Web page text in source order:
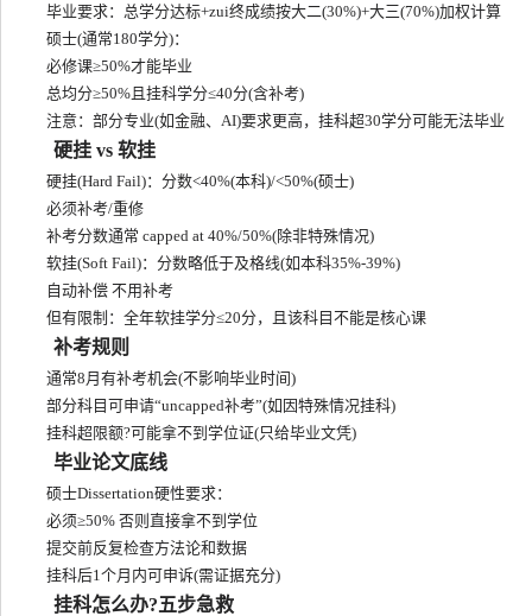
毕业要求：总学分达标+zui终成绩按大二(30%)+大三(70%)加权计算
硕士(通常180学分)：
必修课≥50%才能毕业
总均分≥50%且挂科学分≤40分(含补考)
注意：部分专业(如金融、AI)要求更高，挂科超30学分可能无法毕业
硬挂 vs 软挂
硬挂(Hard Fail)：分数<40%(本科)/<50%(硕士)
必须补考/重修
补考分数通常 capped at 40%/50%(除非特殊情况)
软挂(Soft Fail)：分数略低于及格线(如本科35%-39%)
自动补偿 不用补考
但有限制：全年软挂学分≤20分，且该科目不能是核心课
补考规则
通常8月有补考机会(不影响毕业时间)
部分科目可申请“uncapped补考”(如因特殊情况挂科)
挂科超限额?可能拿不到学位证(只给毕业文凭)
毕业论文底线
硕士Dissertation硬性要求：
必须≥50% 否则直接拿不到学位
提交前反复检查方法论和数据
挂科后1个月内可申诉(需证据充分)
挂科怎么办?五步急救